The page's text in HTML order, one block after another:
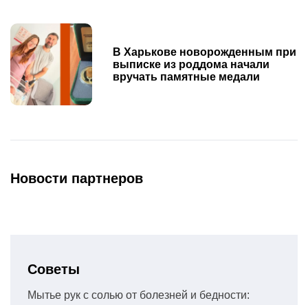
В Харькове новорожденным при
выписке из роддома начали
вручать памятные медали
Новости партнеров
Советы
Мытье рук с солью от болезней и бедности: